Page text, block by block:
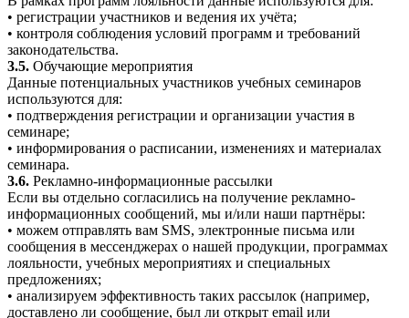
• регистрации участников и ведения их учёта;
• контроля соблюдения условий программ и требований
законодательства.
3.5. Обучающие мероприятия
Данные потенциальных участников учебных семинаров
используются для:
• подтверждения регистрации и организации участия в
семинаре;
• информирования о расписании, изменениях и материалах
семинара.
3.6. Рекламно-информационные рассылки
Если вы отдельно согласились на получение рекламно-
информационных сообщений, мы и/или наши партнёры:
• можем отправлять вам SMS, электронные письма или
сообщения в мессенджерах о нашей продукции, программах
лояльности, учебных мероприятиях и специальных
предложениях;
• анализируем эффективность таких рассылок (например,
доставлено ли сообщение, был ли открыт email или